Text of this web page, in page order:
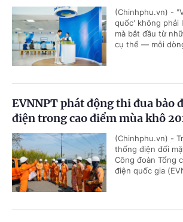
(Chinhphu.vn) -
quốc' không phải
mà bắt đầu từ
cụ thể — mỗi
EVNNPT phát động thi đua bảo
điện trong cao điểm mùa khô
(Chinhphu.vn) -
thống điện đối
Công đoàn Tổng
điện quốc gia